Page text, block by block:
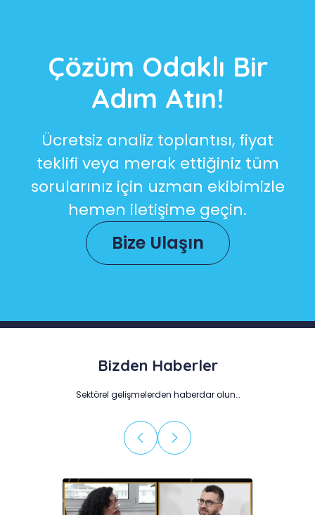
Çözüm Odaklı Bir
Adım Atın!
Ücretsiz analiz toplantısı, fiyat
teklifi veya merak ettiğiniz tüm
sorularınız için uzman ekibimizle
hemen iletişime geçin.
Bize Ulaşın
Bizden Haberler
Sektörel gelişmelerden haberdar olun…